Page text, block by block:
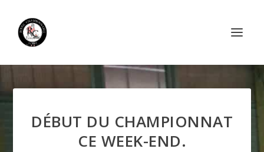
DÉBUT DU CHAMPIONNAT
CE WEEK-END.